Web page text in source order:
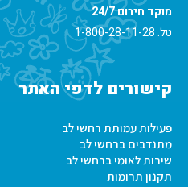
מוקד חירום 24/7
טל.1-800-28-11-28
קישורים לדפי האתר
פעילות עמותת רחשי לב
מתנדבים ברחשי לב
שירות לאומי ברחשי לב
תקנון תרומות